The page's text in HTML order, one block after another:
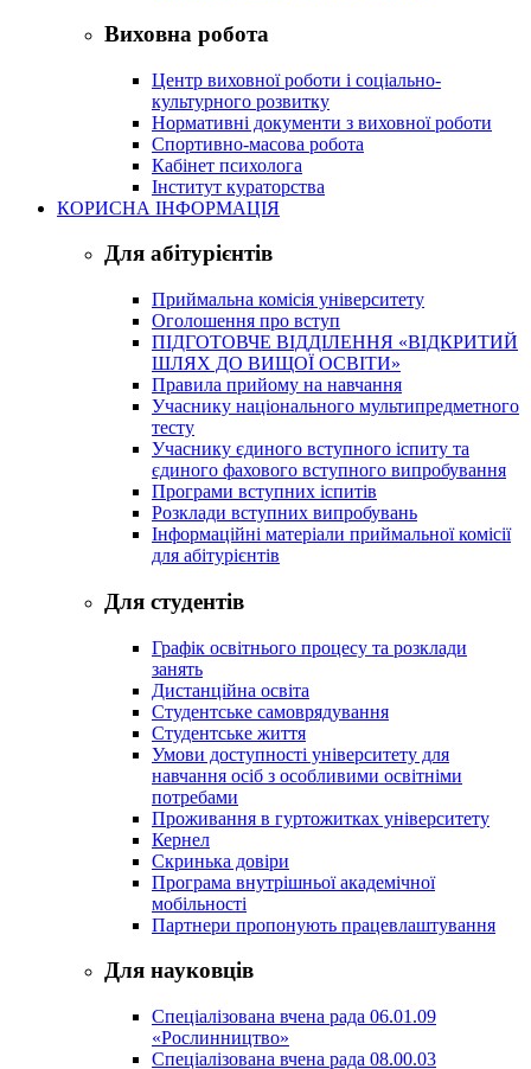
Виховна робота
Центр виховної роботи і соціально-
культурного розвитку
Нормативні документи з виховної роботи
Спортивно-масова робота
Кабінет психолога
Інститут кураторства
КОРИСНА ІНФОРМАЦІЯ
Для абітурієнтів
Приймальна комісія університету
Оголошення про вступ
ПІДГОТОВЧЕ ВІДДІЛЕННЯ «ВІДКРИТИЙ
ШЛЯХ ДО ВИЩОЇ ОСВІТИ»
Правила прийому на навчання
Учаснику національного мультипредметного
тесту
Учаснику єдиного вступного іспиту та
єдиного фахового вступного випробування
Програми вступних іспитів
Розклади вступних випробувань
Інформаційні матеріали приймальної комісії
для абітурієнтів
Для студентів
Графік освітнього процесу та розклади
занять
Дистанційна освіта
Студентське самоврядування
Студентське життя
Умови доступності університету для
навчання осіб з особливими освітніми
потребами
Проживання в гуртожитках університету
Кернел
Скринька довіри
Програма внутрішньої академічної
мобільності
Партнери пропонують працевлаштування
Для науковців
Спеціалізована вчена рада 06.01.09
«Рослинництво»
Спеціалізована вчена рада 08.00.03